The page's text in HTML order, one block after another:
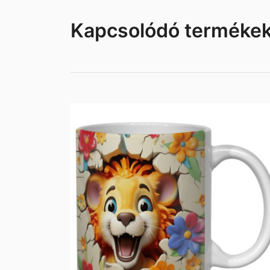
Kapcsolódó